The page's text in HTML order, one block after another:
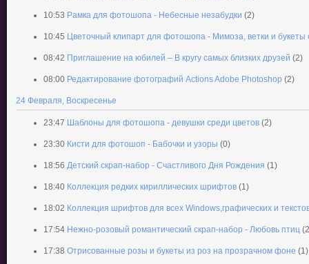
10:53 Рамка для фотошопа - Небесные незабудки (2)
10:45 Цветочный клипарт для фотошопа - Мимоза, ветки и букеты
08:42 Приглашение на юбилей – В кругу самых близких друзей (2)
08:00 Редактирование фотографий Actions Adobe Photoshop (2)
24 Февраля, Воскресенье
23:47 Шаблоны для фотошопа - девушки среди цветов (2)
23:30 Кисти для фотошоп - Бабочки и узоры (0)
18:56 Детский скрап-набор - Счастливого Дня Рождения (1)
18:40 Коллекция редких кириллических шрифтов (1)
18:02 Коллекция шрифтов для всех Windows,графических и
17:54 Нежно-розовый романтический скрап-набор - Любовь птиц
17:38 Отрисованные розы и букеты из роз на прозрачном фоне (1)